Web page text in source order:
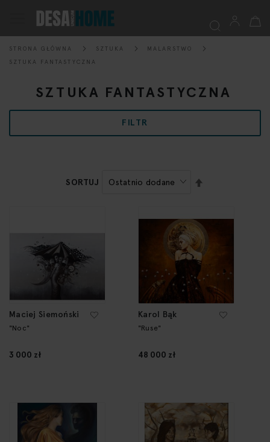
Mój
STRONA GŁÓWNA SZTUKA
MALARSTWO
SZTUKA FANTASTYCZNA
SZTUKA FANTASTYCZNA
SORTUJ
Maciej Siemoński
"Noc"
3 000 zł
Karol Bąk
"Ruse"
48 000 zł
FILTR